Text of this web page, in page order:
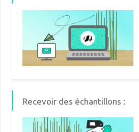
Recevoir des échantillons :